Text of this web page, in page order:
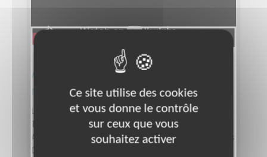
Animation d'une bibliothèque de
rue à Béthune-Mont Liébaut
Lieu :
BETHUNE (62400)
Animation culturelle
Association :
ATD Quart Monde - Nord Pas de Calais
Date :
Ce site utilise des cookies
et vous donne le contrôle
sur ceux que vous
souhaitez activer